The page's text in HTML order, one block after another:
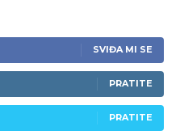
SVIĐA MI SE
PRATITE
PRATITE